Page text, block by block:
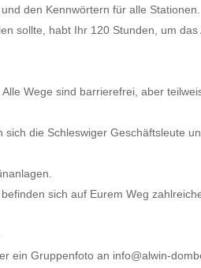
den Kennwörtern für alle Stationen.
sollte, habt Ihr 120 Stunden, um das
Wege sind barrierefrei, aber
die Schleswiger Geschäftsleute
sich auf Eurem Weg
ein Gruppenfoto an info@alwin-